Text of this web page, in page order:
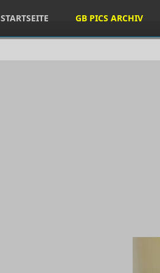
STARTSEITE GB PICS ARCHIV